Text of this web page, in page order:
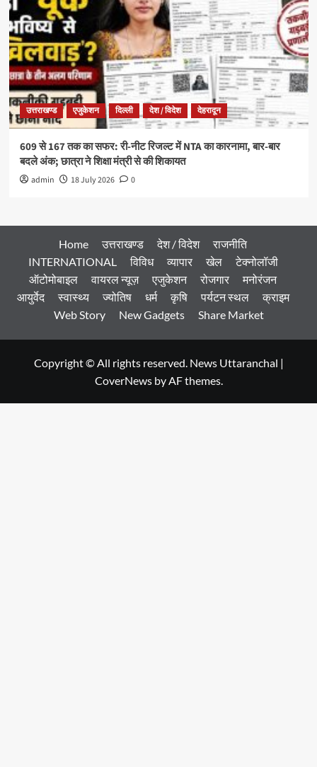
उत्तराखण्ड एजुकेशन दिल्ली देश / विदेश देहरादून
609 से 167 तक का सफर: री-नीट रिजल्ट में NTA का कारनामा, बार-बार
बदले अंक; छात्रा ने शिक्षा मंत्री से की शिकायत
admin 18 July 2026 0
Home उत्तराखण्ड देश / विदेश
राजनीति
INTERNATIONAL
विविध व्यापार खेल
टेक्नोलॉजी
ऑटोमोबाइल
वायरल न्यूज़ एजुकेशन रोजगार
मनोरंजन
आयुर्वेद
स्वास्थ्य ज्योतिष धर्म कृषि पर्यटन स्थल
क्राइम
Web Story
New Gadgets Share Market
Copyright © All rights reserved. News Uttaranchal |
CoverNewsby AF themes.